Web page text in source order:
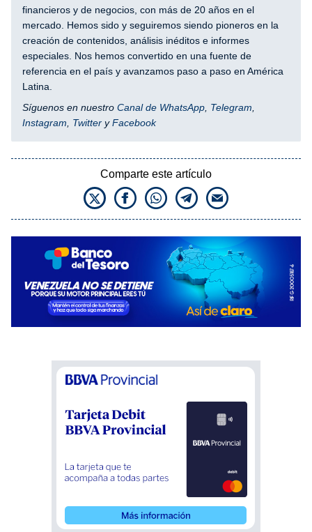
financieros y de negocios, con más de 20 años en el
mercado. Hemos sido y seguiremos siendo pioneros en la
creación de contenidos, análisis inéditos e informes
especiales. Nos hemos convertido en una fuente de
referencia en el país y avanzamos paso a paso en América
Latina.
Síguenos en nuestro Canal de WhatsApp Telegram
Instagram
Twitter yFacebook
Comparte este artículo